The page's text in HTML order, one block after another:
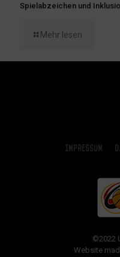
Spielabzeichen und
Mehr lesen
Impressum
©2022
Website